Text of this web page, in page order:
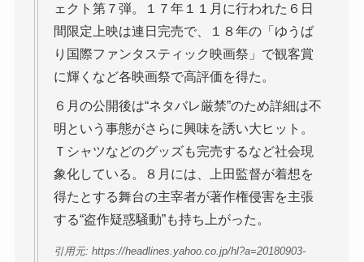
ェクト第７弾。１７年１１月に行われた６日
間限定上映は連日完売で、１８年の「ゆうば
り国際ファンタスティック映画祭」で観客賞
に輝くなど各映画祭で高評価を得た。
６月の公開後は“ネタバレ厳禁”のため詳細は不
明という事態がさらに興味を誘い大ヒット。
Ｔシャツなどのグッズも完売するなど社会現
象化している。８月には、上田監督が着想を
得たとする舞台の主宰者が著作権侵害を主張
する“盗作疑惑騒動”も持ち上がった。
引用元: https://headlines.yahoo.co.jp/hl?a=20180903-